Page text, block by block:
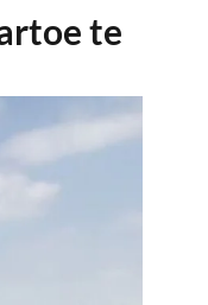
te